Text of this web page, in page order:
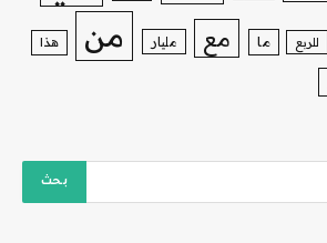
للربع ما مع مليار من هذا